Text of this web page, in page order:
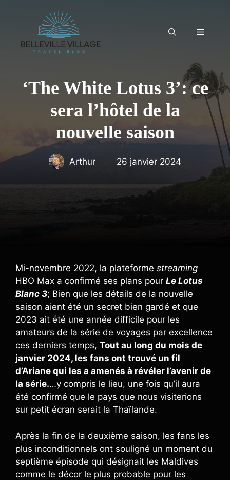
Menu
‘The White Lotus 3’: ce
sera l’hôtel de la
nouvelle saison
Arthur 26 janvier 2024
Mi-novembre 2022, la plateforme streaming
HBO Max a confirmé ses plans pour Le Lotus
Blanc 3; Bien que les détails de la nouvelle
saison aient été un secret bien gardé et que
2023 ait été une année difficile pour les
amateurs de la série de voyages par excellence
ces derniers temps, Tout au long du mois de
janvier 2024, les fans ont trouvé un fil
d’Ariane qui les a amenés à révéler l’avenir de
la série.…y compris le lieu, une fois qu’il aura
été confirmé que le pays que nous visiterions
sur petit écran serait la Thaïlande.
Après la fin de la deuxième saison, les fans les
plus inconditionnels ont souligné un moment du
septième épisode qui désignait les Maldives
comme le décor le plus probable pour les